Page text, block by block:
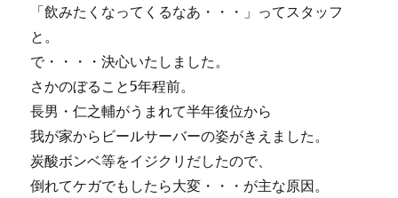
「飲みたくなってくるなあ・・・」ってスタッフ
と。
で・・・・決心いたしました。
さかのぼること5年程前。
長男・仁之輔がうまれて半年後位から
我が家からビールサーバーの姿がきえました。
炭酸ボンベ等をイジクリだしたので、
倒れてケガでもしたら大変・・・が主な原因。